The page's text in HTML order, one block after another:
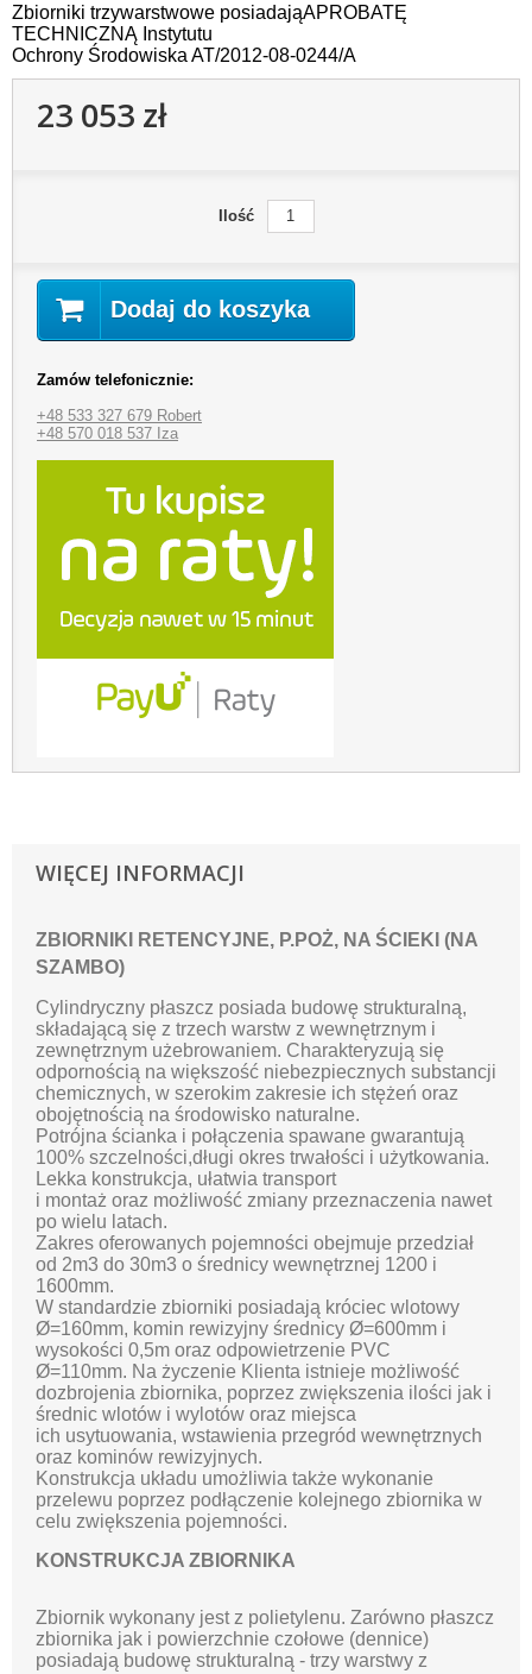
Zbiorniki trzywarstwowe posiadająAPROBATĘ
TECHNICZNĄ Instytutu
Ochrony Środowiska AT/2012-08-0244/A
23 053 zł
Ilość
Dodaj do koszyka
Zamów telefonicznie:
+48 533 327 679 Robert
+48 570 018 537 Iza
WIĘCEJ INFORMACJI
ZBIORNIKI RETENCYJNE, P.POŻ, NA ŚCIEKI (NA
SZAMBO)
Cylindryczny płaszcz posiada budowę strukturalną,
składającą się z trzech warstw z wewnętrznym i
zewnętrznym użebrowaniem. Charakteryzują się
odpornością na większość niebezpiecznych substancji
chemicznych, w szerokim zakresie ich stężeń oraz
obojętnością na środowisko naturalne.
Potrójna ścianka i połączenia spawane gwarantują
100% szczelności,długi okres trwałości i użytkowania.
Lekka konstrukcja, ułatwia transport
i montaż oraz możliwość zmiany przeznaczenia nawet
po wielu latach.
Zakres oferowanych pojemności obejmuje przedział
od 2m3 do 30m3 o średnicy wewnętrznej 1200 i
1600mm.
W standardzie zbiorniki posiadają króciec wlotowy
Ø=160mm, komin rewizyjny średnicy Ø=600mm i
wysokości 0,5m oraz odpowietrzenie PVC
Ø=110mm. Na życzenie Klienta istnieje możliwość
dozbrojenia zbiornika, poprzez zwiększenia ilości jak i
średnic wlotów i wylotów oraz miejsca
ich usytuowania, wstawienia przegród wewnętrznych
oraz kominów rewizyjnych.
Konstrukcja układu umożliwia także wykonanie
przelewu poprzez podłączenie kolejnego zbiornika w
celu zwiększenia pojemności.
KONSTRUKCJA ZBIORNIKA
Zbiornik wykonany jest z polietylenu. Zarówno płaszcz
zbiornika jak i powierzchnie czołowe (dennice)
posiadają budowę strukturalną - trzy warstwy z